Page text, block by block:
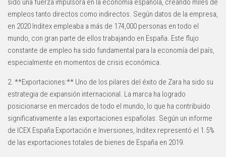
sido una fuerza impulsora en la economía española, creando miles de
empleos tanto directos como indirectos. Según datos de la empresa,
en 2020 Inditex empleaba a más de 174,000 personas en todo el
mundo, con gran parte de ellos trabajando en España. Este flujo
constante de empleo ha sido fundamental para la economía del país,
especialmente en momentos de crisis económica.
2. **Exportaciones:** Uno de los pilares del éxito de Zara ha sido su
estrategia de expansión internacional. La marca ha logrado
posicionarse en mercados de todo el mundo, lo que ha contribuido
significativamente a las exportaciones españolas. Según un informe
de ICEX España Exportación e Inversiones, Inditex representó el 1.5%
de las exportaciones totales de bienes de España en 2019.